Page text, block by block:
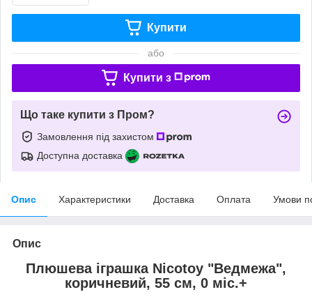
Купити
або
Купити з
Що таке купити з Пром?
Замовлення під захистом
Доступна доставка
Опис Характеристики Доставка Оплата Умови
Опис
Плюшева iграшка Niсоtоу "Ведмежа",
коричневий, 55 см, 0 мic.+